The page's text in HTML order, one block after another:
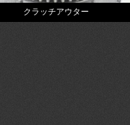
クラッチアウター